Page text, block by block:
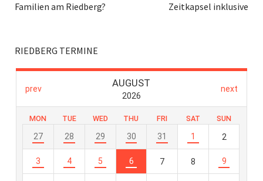
Familien am Riedberg?
Zeitkapsel inklusive
RIEDBERG TERMINE